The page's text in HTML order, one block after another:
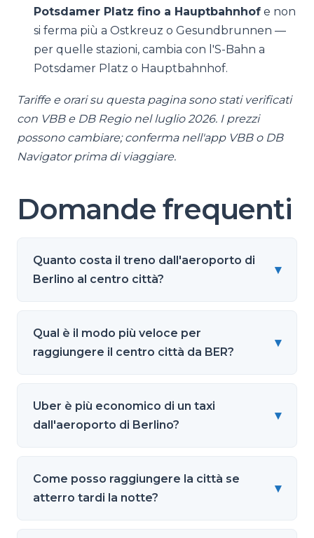
Potsdamer Platz fino a Hauptbahnhof e non
si ferma più a Ostkreuz o Gesundbrunnen —
per quelle stazioni, cambia con l'S-Bahn a
Potsdamer Platz o Hauptbahnhof.
Tariffe e orari su questa pagina sono stati verificati
con VBB e DB Regio nel luglio 2026. I prezzi
possono cambiare; conferma nell'app VBB o DB
Navigator prima di viaggiare.
Domande frequenti
Quanto costa il treno dall'aeroporto di
Berlino al centro città?
▾
Qual è il modo più veloce per
raggiungere il centro città da BER?
▾
Uber è più economico di un taxi
dall'aeroporto di Berlino?
▾
Come posso raggiungere la città se
atterro tardi la notte?
▾